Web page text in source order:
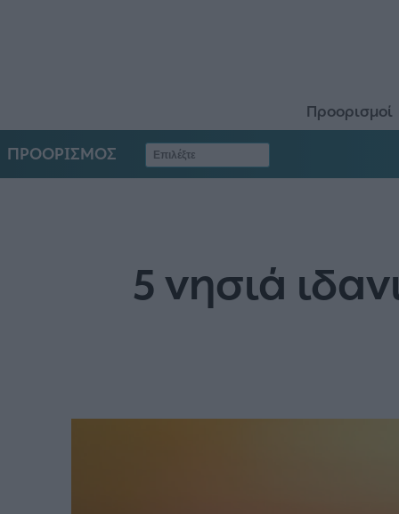
Προορισμοί
ΠΡΟΟΡΙΣΜΟΣ
5 νησιά